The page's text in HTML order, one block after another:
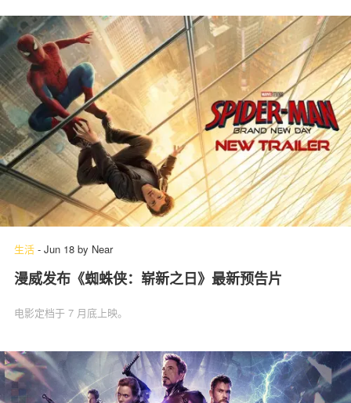
生活 - Jun 18 by Near
漫威发布《蜘蛛侠：崭新之日》最新预告片
电影定档于 7 月底上映。